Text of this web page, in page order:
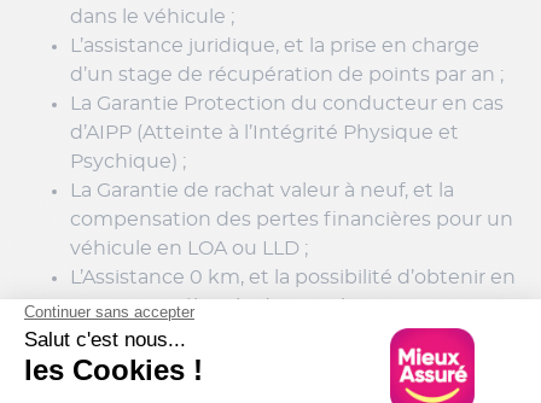
dans le véhicule ;
L’assistance juridique, et la prise en charge
d’un stage de récupération de points par an ;
La Garantie Protection du conducteur en cas
d’AIPP (Atteinte à l’Intégrité Physique et
Psychique) ;
La Garantie de rachat valeur à neuf, et la
compensation des pertes financières pour un
véhicule en LOA ou LLD ;
L’Assistance 0 km, et la possibilité d’obtenir en
option un véhicule de remplacement.
Les franchises et les plafonds d’indemnisation
peuvent être personnalisés, pour mieux répondre à